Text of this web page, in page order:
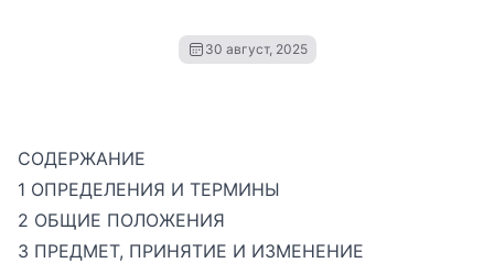
30 август, 2025
СОДЕРЖАНИЕ
1 ОПРЕДЕЛЕНИЯ И ТЕРМИНЫ
2 ОБЩИЕ ПОЛОЖЕНИЯ
3 ПРЕДМЕТ, ПРИНЯТИЕ И ИЗМЕНЕНИЕ